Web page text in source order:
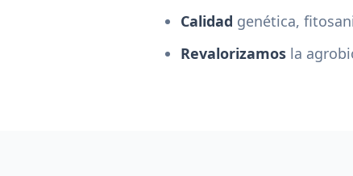
Calidad genética,
Revalorizamos la